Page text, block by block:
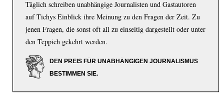
Täglich schreiben unabhängige Journalisten und Gastautoren
auf Tichys Einblick ihre Meinung zu den Fragen der Zeit. Zu
jenen Fragen, die sonst oft all zu einseitig dargestellt oder unter
den Teppich gekehrt werden.
DEN PREIS FÜR UNABHÄNGIGEN JOURNALISMUS
BESTIMMEN SIE.